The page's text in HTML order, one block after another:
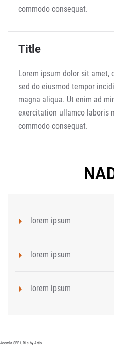
commodo consequat.
Title
Lorem ipsum dolor sit amet,
sed do eiusmod tempor
magna aliqua. Ut enim ad
exercitation ullamco laboris
commodo consequat.
lorem ipsum
lorem ipsum
lorem ipsum
Joomla SEF URLs by Artio